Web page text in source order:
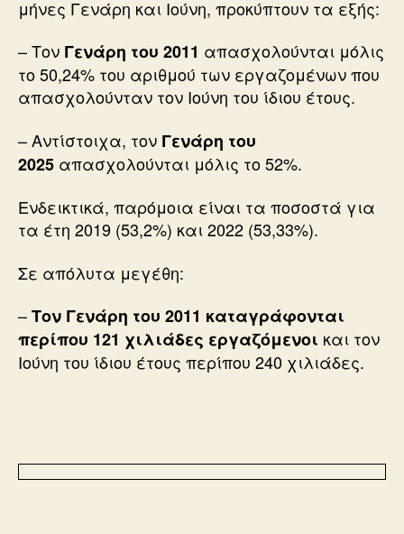
μήνες Γενάρη και Ιούνη, προκύπτουν τα εξής:
– Τον Γενάρη του 2011 απασχολούνται μόλις
το 50,24% του αριθμού των εργαζομένων που
απασχολούνταν τον Ιούνη του ίδιου έτους.
– Αντίστοιχα, τον Γενάρη του
2025 απασχολούνται μόλις το 52%.
Ενδεικτικά, παρόμοια είναι τα ποσοστά για
τα έτη 2019 (53,2%) και 2022 (53,33%).
Σε απόλυτα μεγέθη:
–Τον Γενάρη του 2011 καταγράφονται
περίπου 121 χιλιάδες εργαζόμενοι και τον
Ιούνη του ίδιου έτους περίπου 240 χιλιάδες.